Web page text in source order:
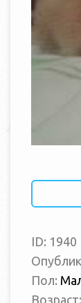
ID: 1940
Пол:
Возраст: